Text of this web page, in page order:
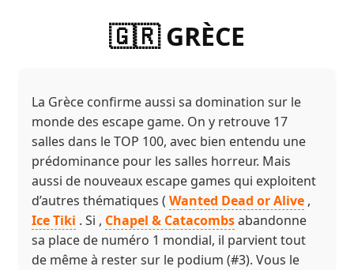
🇬🇷 GRÈCE
La Grèce confirme aussi sa domination sur le
monde des escape game. On y retrouve 17
salles dans le TOP 100, avec bien entendu une
prédominance pour les salles horreur. Mais
aussi de nouveaux escape games qui exploitent
d’autres thématiques ( Wanted Dead or Alive ,
Ice Tiki . Si , Chapel & Catacombsabandonne
sa place de numéro 1 mondial, il parvient tout
de même à rester sur le podium (#3). Vous le